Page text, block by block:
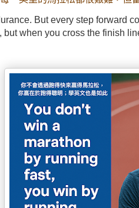
But every step forward
when you cross the finish